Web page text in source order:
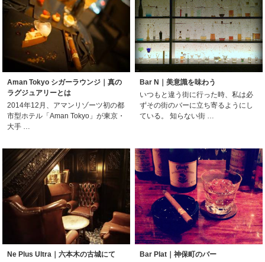
Aman Tokyo シガーラウンジ｜真の
ラグジュアリーとは
2014年12月、アマンリゾーツ初の都
市型ホテル「Aman Tokyo」が東京・
大手 …
Bar N｜美意識を味わう
いつもと違う街に行った時、私は必
ずその街のバーに立ち寄るようにし
ている。 知らない街 …
Ne Plus Ultra｜六本木の古城にて
Bar Plat｜神保町のバー